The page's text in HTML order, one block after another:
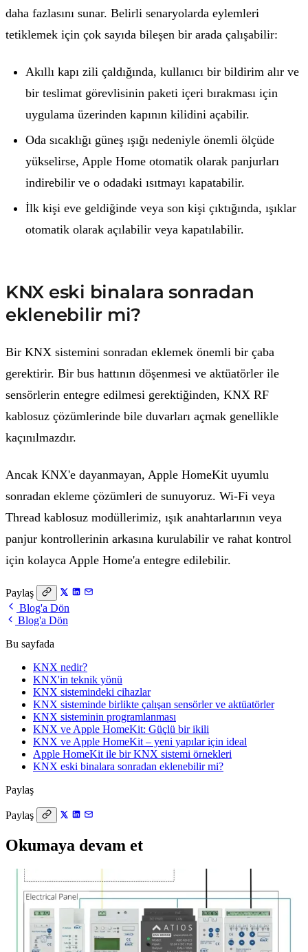
daha fazlasını sunar. Belirli senaryolarda eylemleri
tetiklemek için çok sayıda bileşen bir arada çalışabilir:
Akıllı kapı zili çaldığında, kullanıcı bir bildirim alır ve
bir teslimat görevlisinin paketi içeri bırakması için
uygulama üzerinden kapının kilidini açabilir.
Oda sıcaklığı güneş ışığı nedeniyle önemli ölçüde
yükselirse, Apple Home otomatik olarak panjurları
indirebilir ve o odadaki ısıtmayı kapatabilir.
İlk kişi eve geldiğinde veya son kişi çıktığında, ışıklar
otomatik olarak açılabilir veya kapatılabilir.
KNX eski binalara sonradan
eklenebilir mi?
Bir KNX sistemini sonradan eklemek önemli bir çaba
gerektirir. Bir bus hattının döşenmesi ve aktüatörler ile
sensörlerin entegre edilmesi gerektiğinden, KNX RF
kablosuz çözümlerinde bile duvarları açmak genellikle
kaçınılmazdır.
Ancak KNX'e dayanmayan, Apple HomeKit uyumlu
sonradan ekleme çözümleri de sunuyoruz. Wi-Fi veya
Thread kablosuz modüllerimiz, ışık anahtarlarının veya
panjur kontrollerinin arkasına kurulabilir ve rahat kontrol
için kolayca Apple Home'a entegre edilebilir.
Paylaş
Blog'a Dön
Blog'a Dön
Bu sayfada
KNX nedir?
KNX'in teknik yönü
KNX sistemindeki cihazlar
KNX sisteminde birlikte çalışan sensörler ve aktüatörler
KNX sisteminin programlanması
KNX ve Apple HomeKit: Güçlü bir ikili
KNX ve Apple HomeKit – yeni yapılar için ideal
Apple HomeKit ile bir KNX sistemi örnekleri
KNX eski binalara sonradan eklenebilir mi?
Paylaş
Paylaş
Okumaya devam et